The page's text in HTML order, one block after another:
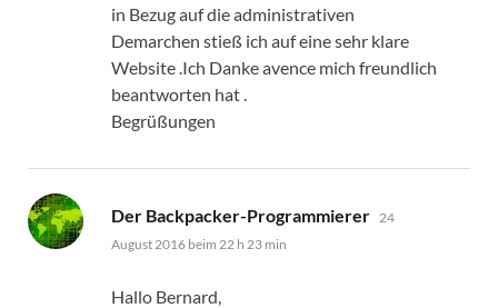
in Bezug auf die administrativen
Demarchen stieß ich auf eine sehr klare
Website .Ich Danke avence mich freundlich
beantworten hat .
Begrüßungen
Der Backpacker-Programmierer sagt:
24
August 2016 beim 22 h 23 min
Hallo Bernard,